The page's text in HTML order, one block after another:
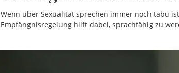
Wenn über Sexualität sprechen immer noch tabu
Empfängnisregelung hilft dabei, sprachfähig zu